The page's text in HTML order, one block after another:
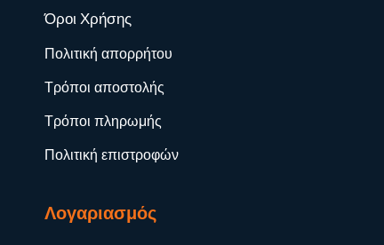
Όροι Χρήσης
Πολιτική απορρήτου
Τρόποι αποστολής
Τρόποι πληρωμής
Πολιτική επιστροφών
Λογαριασμός